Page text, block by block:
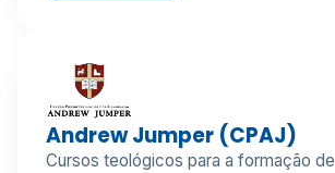
Andrew Jumper (CPAJ)
Cursos teológicos para a formação de